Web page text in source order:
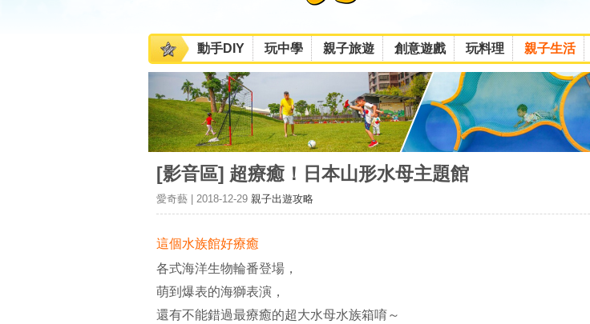
動手DIY 玩中學 親子旅遊 創意遊戲 玩料理 親子生活
[影音區] 超療癒！日本山形水母主題館
愛奇藝 | 2018-12-29 親子出遊攻略
這個水族館好療癒
各式海洋生物輪番登場，
萌到爆表的海獅表演，
還有不能錯過最療癒的超大水母水族箱唷～